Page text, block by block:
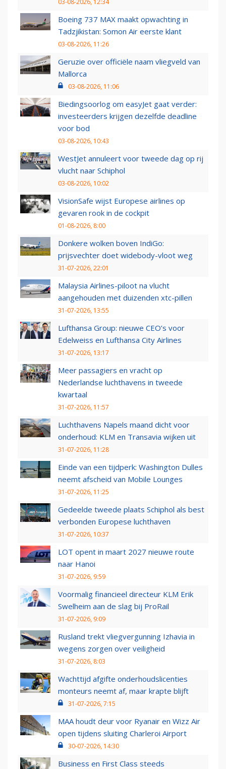
Boeing 737 MAX maakt opwachting in
Tadzjikistan: Somon Air eerste klant
03-08-2026, 11:26
Geruzie over officiële naam vliegveld van
Mallorca
03-08-2026, 11:06
Biedingsoorlog om easyJet gaat verder:
investeerders krijgen dezelfde deadline
voor bod
03-08-2026, 10:43
WestJet annuleert voor tweede dag op rij
vlucht naar Schiphol
03-08-2026, 10:02
VisionSafe wijst Europese airlines op
gevaren rook in de cockpit
01-08-2026, 8:00
Donkere wolken boven IndiGo:
prijsvechter doet widebody-vloot weg
31-07-2026, 22:01
Malaysia Airlines-piloot na vlucht
aangehouden met duizenden xtc-pillen
31-07-2026, 13:55
Lufthansa Group: nieuwe CEO’s voor
Edelweiss en Lufthansa City Airlines
31-07-2026, 13:17
Meer passagiers en vracht op
Nederlandse luchthavens in tweede
kwartaal
31-07-2026, 11:57
Luchthavens Napels maand dicht voor
onderhoud: KLM en Transavia wijken uit
31-07-2026, 11:28
Einde van een tijdperk: Washington Dulles
neemt afscheid van Mobile Lounges
31-07-2026, 11:25
Gedeelde tweede plaats Schiphol als best
verbonden Europese luchthaven
31-07-2026, 10:37
LOT opent in maart 2027 nieuwe route
naar Hanoi
31-07-2026, 9:59
Voormalig financieel directeur KLM Erik
Swelheim aan de slag bij ProRail
31-07-2026, 9:09
Rusland trekt vliegvergunning Izhavia in
wegens zorgen over veiligheid
31-07-2026, 8:03
Wachttijd afgifte onderhoudslicenties
monteurs neemt af, maar krapte blijft
31-07-2026, 7:15
MAA houdt deur voor Ryanair en Wizz Air
open tijdens sluiting Charleroi Airport
30-07-2026, 14:30
Business en First Class steeds